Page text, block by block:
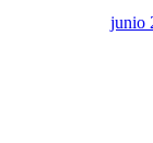
junio